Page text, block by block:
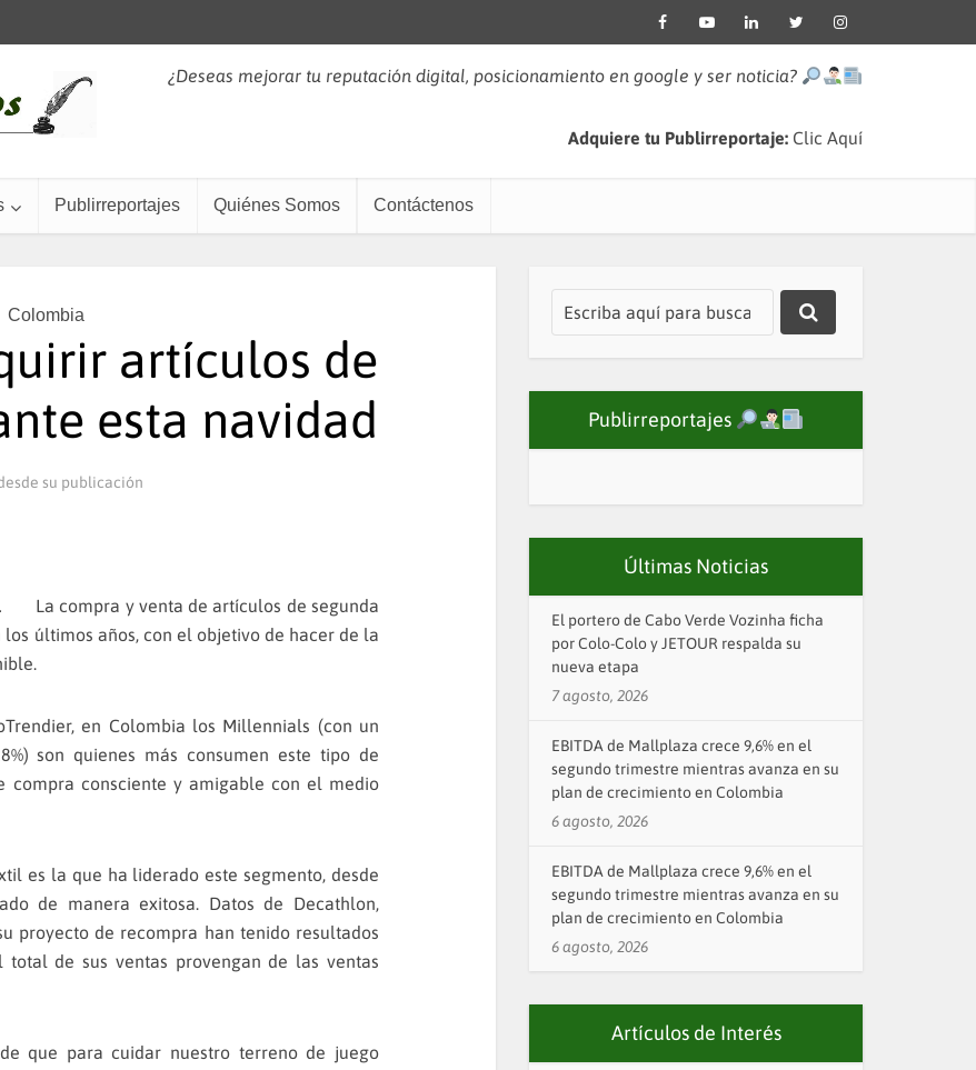
¿Deseas mejorar tu reputación digital, posicionamiento en google y ser noticia?
Adquiere tu Publirreportaje: Clic Aquí
Publirreportajes Quiénes Somos Contáctenos
Colombia
artículos de
esta navidad
su publicación
La compra y venta de artículos de segunda
últimos años, con el objetivo de hacer de la
en Colombia los Millennials (con un
son quienes más consumen este tipo de
compra consciente y amigable con el medio
es la que ha liderado este segmento, desde
de manera exitosa. Datos de Decathlon,
proyecto de recompra han tenido resultados
total de sus ventas provengan de las ventas
que para cuidar nuestro terreno de juego
Publirreportajes
Últimas Noticias
El portero de Cabo Verde Vozinha ficha
por Colo-Colo y JETOUR respalda su
nueva etapa
7 agosto, 2026
EBITDA de Mallplaza crece 9,6% en el
segundo trimestre mientras avanza en su
plan de crecimiento en Colombia
6 agosto, 2026
EBITDA de Mallplaza crece 9,6% en el
segundo trimestre mientras avanza en su
plan de crecimiento en Colombia
6 agosto, 2026
Artículos de Interés